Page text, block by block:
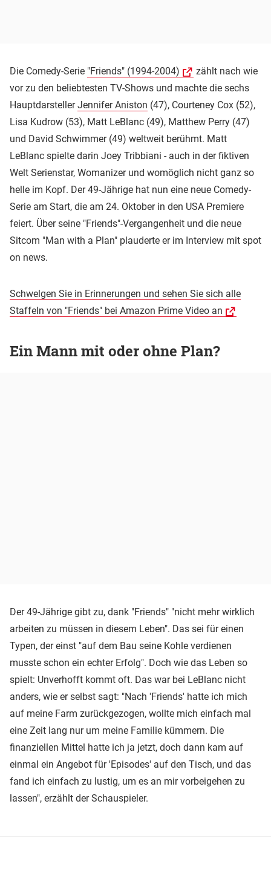
Die Comedy-Serie "Friends" (1994-2004)
zählt nach wie
vor zu den beliebtesten TV-Shows und machte die sechs
HauptdarstellerJennifer Aniston (47), Courteney Cox (52),
Lisa Kudrow (53), Matt LeBlanc (49), Matthew Perry (47)
und David Schwimmer (49) weltweit berühmt. Matt
LeBlanc spielte darin Joey Tribbiani - auch in der fiktiven
Welt Serienstar, Womanizer und womöglich nicht ganz so
helle im Kopf. Der 49-Jährige hat nun eine neue Comedy-
Serie am Start, die am 24. Oktober in den USA Premiere
feiert. Über seine "Friends"-Vergangenheit und die neue
Sitcom "Man with a Plan" plauderte er im Interview mit spot
on news.
Schwelgen Sie in Erinnerungen und sehen Sie sich alle
Staffeln von "Friends" bei Amazon Prime Video an
Ein Mann mit oder ohne Plan?
Der 49-Jährige gibt zu, dank "Friends" "nicht mehr wirklich
arbeiten zu müssen in diesem Leben". Das sei für einen
Typen, der einst "auf dem Bau seine Kohle verdienen
musste schon ein echter Erfolg". Doch wie das Leben so
spielt: Unverhofft kommt oft. Das war bei LeBlanc nicht
anders, wie er selbst sagt: "Nach 'Friends' hatte ich mich
auf meine Farm zurückgezogen, wollte mich einfach mal
eine Zeit lang nur um meine Familie kümmern. Die
finanziellen Mittel hatte ich ja jetzt, doch dann kam auf
einmal ein Angebot für 'Episodes' auf den Tisch, und das
fand ich einfach zu lustig, um es an mir vorbeigehen zu
lassen", erzählt der Schauspieler.